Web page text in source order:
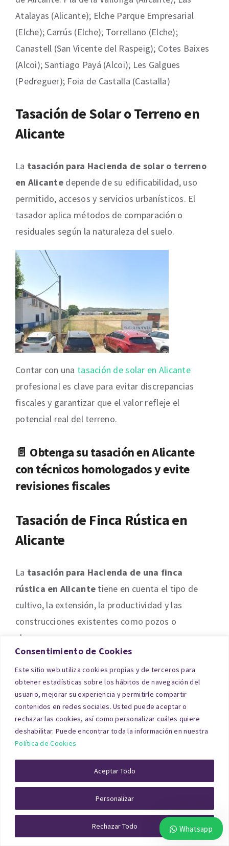
Consentimiento de Cookies
Este sitio web utiliza cookies propias y de terceros para
obtener estadísticas sobre los hábitos de navegación del
usuario, mejorar su experiencia y permitirle compartir
contenidos en redes sociales. Usted puede aceptar o
rechazar las cookies, así como personalizar cuáles quiere
deshabilitar. Puede encontrar toda la información en nuestra
Política de Cookies
Personalizar
Rechazar Todo
Aceptar Todo
Atalayas (Alicante); Elche Parque Empresarial
(Elche); Carrús (Elche); Torrellano (Elche);
Canastell (San Vicente del Raspeig); Cotes Baixes
(Alcoi); Santiago Payá (Alcoi); Les Galgues
(Pedreguer); Foia de Castalla (Castalla)
Tasación de Solar o Terreno en
Alicante
La tasación para Hacienda de solar o terreno
en Alicantedepende de su edificabilidad, uso
permitido, accesos y servicios urbanísticos. El
tasador aplica métodos de comparación o
residuales según la naturaleza del suelo.
Contar con una tasación de solar en Alicante
profesional es clave para evitar discrepancias
fiscales y garantizar que el valor refleje el
potencial real del terreno.
📄 Obtenga sutasación en Alicante
con técnicos homologados y evite
revisiones fiscales
Tasación de Finca Rústica en
Alicante
La tasación para Hacienda de una finca
rústica en Alicante tiene en cuenta el tipo de
cultivo, la extensión, la productividad y las
construcciones existentes como pozos o
almacenes.
Un informe técnico detasación de finca rústica
en Alicantegarantiza un valor justo y realista del
terreno, evitando sobrevaloraciones.
En zonas rurales de Alicante, este tipo de Whatsapp